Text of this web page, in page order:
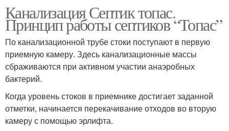
Канализация Септик топас.
Принцип работы септиков “Топас”
По канализационной трубе стоки поступают в первую
приемную камеру. Здесь канализационные массы
сбраживаются при активном участии анаэробных
бактерий.
Когда уровень стоков в приемнике достигает заданной
отметки, начинается перекачивание отходов во вторую
камеру с помощью эрлифта.